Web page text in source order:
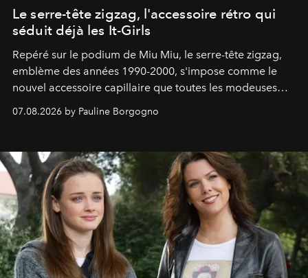
Le serre-tête zigzag, l'accessoire rétro qui
séduit déjà les It-Girls
Repéré sur le podium de Miu Miu, le serre-tête zigzag,
emblème des années 1990-2000, s'impose comme le
nouvel accessoire capillaire que toutes les modeuses
s'arrachent déjà.
07.08.2026 by Pauline Borgogno